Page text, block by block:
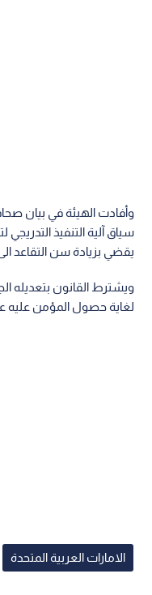
وأفادت الهيئة في بيان
سياق آلية التنفيذ
يقضي بزيادة سن التقاعد الى 50 عاما مع التدرج في
لغاية حصول المؤمن عليه
الامارات العربية المتحدة